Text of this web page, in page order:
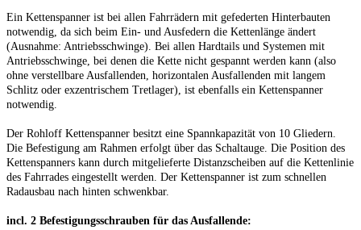
Ein Kettenspanner ist bei allen Fahrrädern mit gefederten Hinterbauten
notwendig, da sich beim Ein- und Ausfedern die Kettenlänge ändert
(Ausnahme: Antriebsschwinge). Bei allen Hardtails und Systemen mit
Antriebsschwinge, bei denen die Kette nicht gespannt werden kann (also
ohne verstellbare Ausfallenden, horizontalen Ausfallenden mit langem
Schlitz oder exzentrischem Tretlager), ist ebenfalls ein Kettenspanner
notwendig.
Der Rohloff Kettenspanner besitzt eine Spannkapazität von 10 Gliedern.
Die Befestigung am Rahmen erfolgt über das Schaltauge. Die Position des
Kettenspanners kann durch mitgelieferte Distanzscheiben auf die Kettenlinie
des Fahrrades eingestellt werden. Der Kettenspanner ist zum schnellen
Radausbau nach hinten schwenkbar.
incl. 2 Befestigungsschrauben für das Ausfallende: